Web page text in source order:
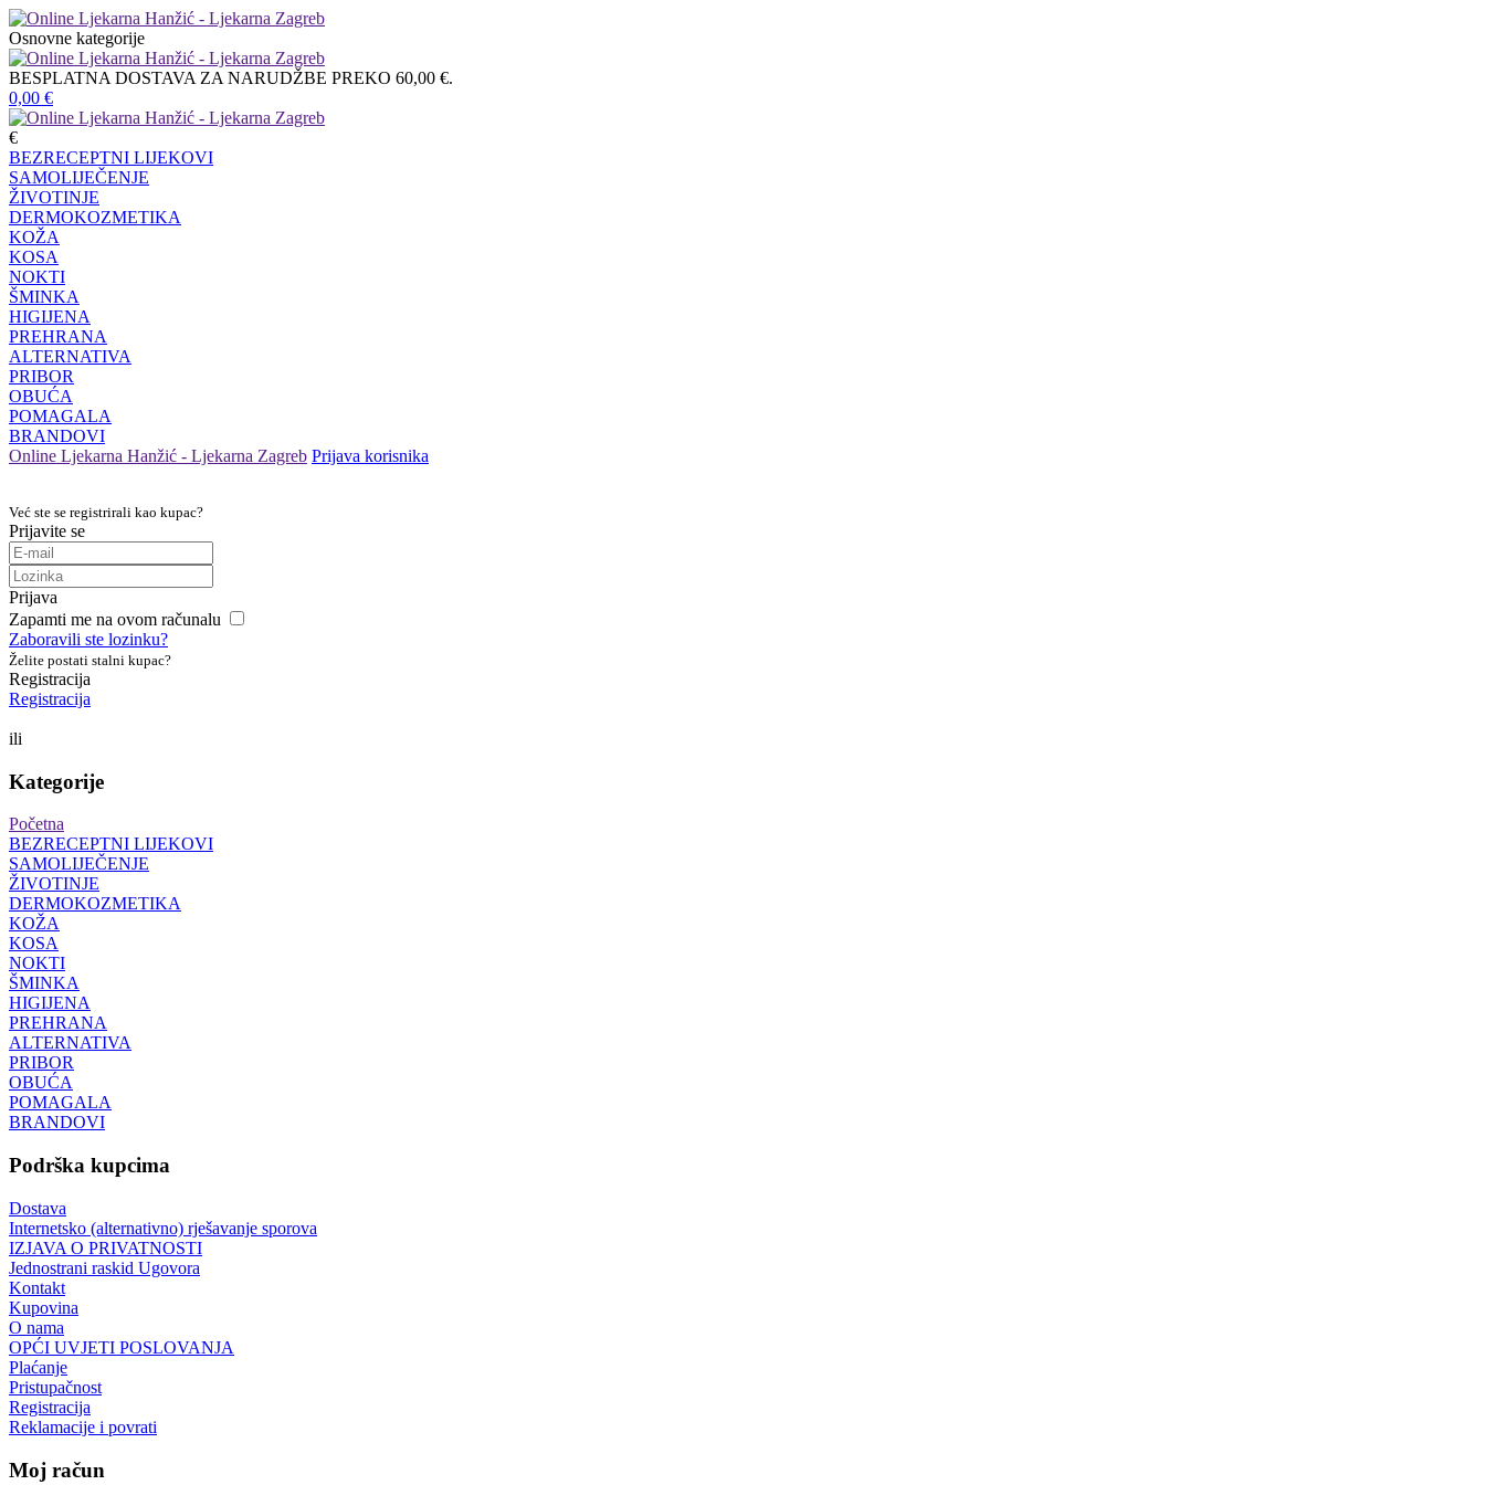
Osnovne kategorije
BESPLATNA DOSTAVA ZA NARUDŽBE PREKO 60,00 €.
0,00 €
€
BEZRECEPTNI LIJEKOVI
SAMOLIJEČENJE
ŽIVOTINJE
DERMOKOZMETIKA
KOŽA
KOSA
NOKTI
ŠMINKA
HIGIJENA
PREHRANA
ALTERNATIVA
PRIBOR
OBUĆA
POMAGALA
BRANDOVI
Online Ljekarna Hanžić - Ljekarna Zagreb Prijava korisnika
Već ste se registrirali kao kupac?
Prijavite se
Prijava
Zapamti me na ovom računalu
Zaboravili ste lozinku?
Želite postati stalni kupac?
Registracija
Registracija
ili
Kategorije
Početna
BEZRECEPTNI LIJEKOVI
SAMOLIJEČENJE
ŽIVOTINJE
DERMOKOZMETIKA
KOŽA
KOSA
NOKTI
ŠMINKA
HIGIJENA
PREHRANA
ALTERNATIVA
PRIBOR
OBUĆA
POMAGALA
BRANDOVI
Podrška kupcima
Dostava
Internetsko (alternativno) rješavanje sporova
IZJAVA O PRIVATNOSTI
Jednostrani raskid Ugovora
Kontakt
Kupovina
O nama
OPĆI UVJETI POSLOVANJA
Plaćanje
Pristupačnost
Registracija
Reklamacije i povrati
Moj račun